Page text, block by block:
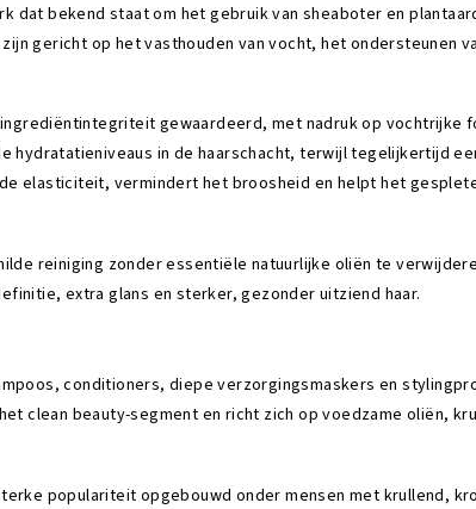
dat bekend staat om het gebruik van sheaboter en
gericht op het vasthouden van vocht, het ondersteunen
gewaardeerd, met nadruk op
hydratatieniveaus in de haarschacht, terwijl tegelijkertijd
elasticiteit, vermindert het broosheid en helpt het
reiniging zonder essentiële natuurlijke oliën te
extra glans en sterker, gezonder uitziend haar.
conditioners, diepe verzorgingsmaskers en
clean beauty-segment en richt zich op voedzame oliën,
populariteit opgebouwd onder mensen met krullend,